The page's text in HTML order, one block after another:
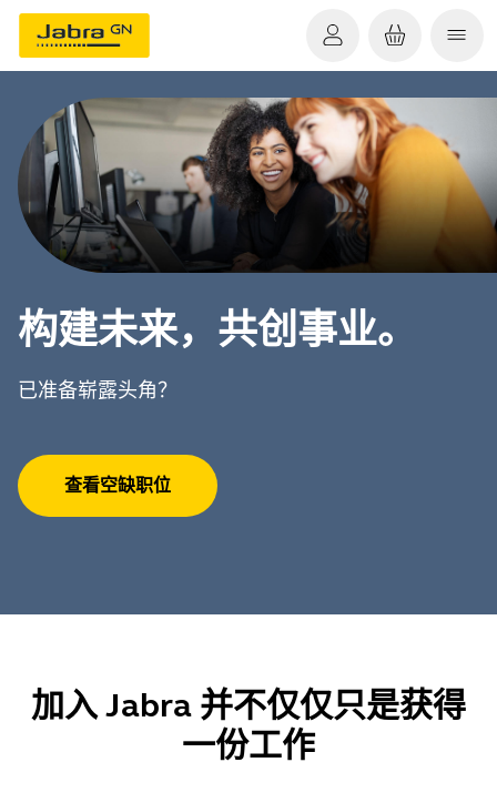
构建未来，共创事业。
已准备崭露头角？
查看空缺职位
加入 Jabra 并不仅仅只是获得
一份工作